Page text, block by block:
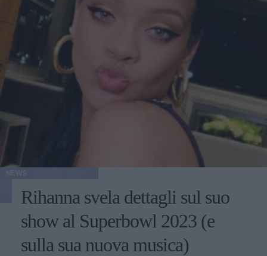
Rihanna svela dettagli sul suo
show al Superbowl 2023 (e
sulla sua nuova musica)